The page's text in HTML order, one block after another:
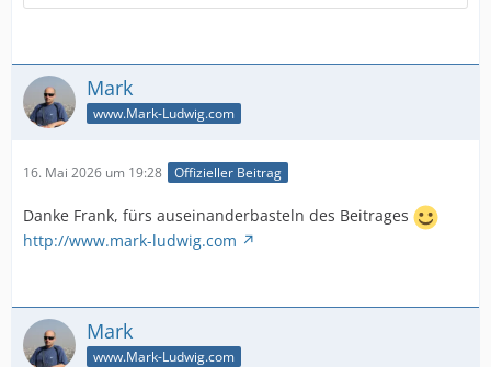
Mark
www.Mark-Ludwig.com
16. Mai 2026 um 19:28 Offizieller Beitrag
Danke Frank, fürs auseinanderbasteln des Beitrages
http://www.mark-ludwig.com
Mark
www.Mark-Ludwig.com